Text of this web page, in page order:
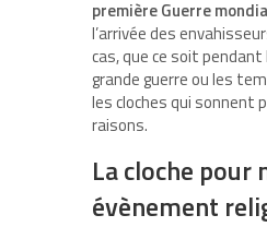
première Guerre
l’arrivée des
cas, que ce soit
grande guerre ou les
les cloches qui sonnent
raisons.
La cloche pour
évènement